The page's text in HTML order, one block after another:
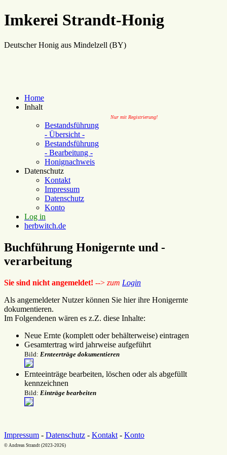
Imkerei Strandt-Honig
Deutscher Honig aus Mindelzell (BY)
Home
Inhalt
Nur mit Registrierung!
Bestandsführung
- Übersicht -
Bestandsführung
- Bearbeitung -
Honignachweis
Datenschutz
Kontakt
Impressum
Datenschutz
Konto
Log in
herbwitch.de
Buchführung Honigernte und -
verarbeitung
Sie sind nicht angemeldet! --> zum Login
Als angemeldeter Nutzer können Sie hier ihre Honigernte
dokumentieren.
Im Folgendenen wären es z.Z. diese Inhalte:
Neue Ernte (komplett oder behälterweise) eintragen
Gesamtertrag wird jahrweise aufgeführt
Bild: Ernteerträge dokumentieren
Ernteeinträge bearbeiten, löschen oder als abgefüllt
kennzeichnen
Bild: Einträge bearbeiten
Impressum - Datenschutz - Kontakt - Konto
© Andreas Strandt (2023-2026)